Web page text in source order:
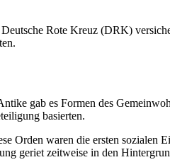
Rote Kreuz (DRK)
gab es Formen des
basierten.
Orden waren die ersten
geriet zeitweise in den